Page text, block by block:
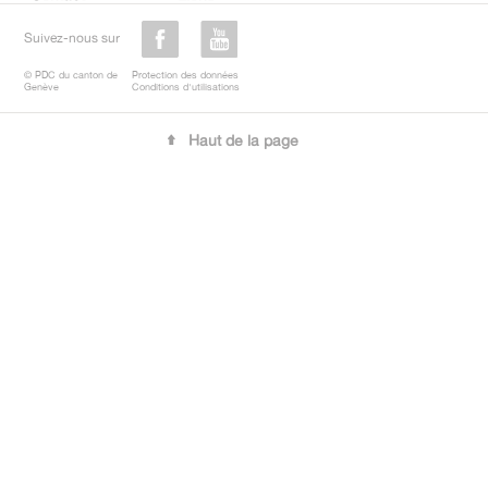
Suivez-nous sur
© PDC du canton de
Genève
Protection des données
Conditions d'utilisations
Haut de la page